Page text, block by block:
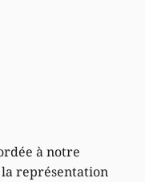
à notre
représentation